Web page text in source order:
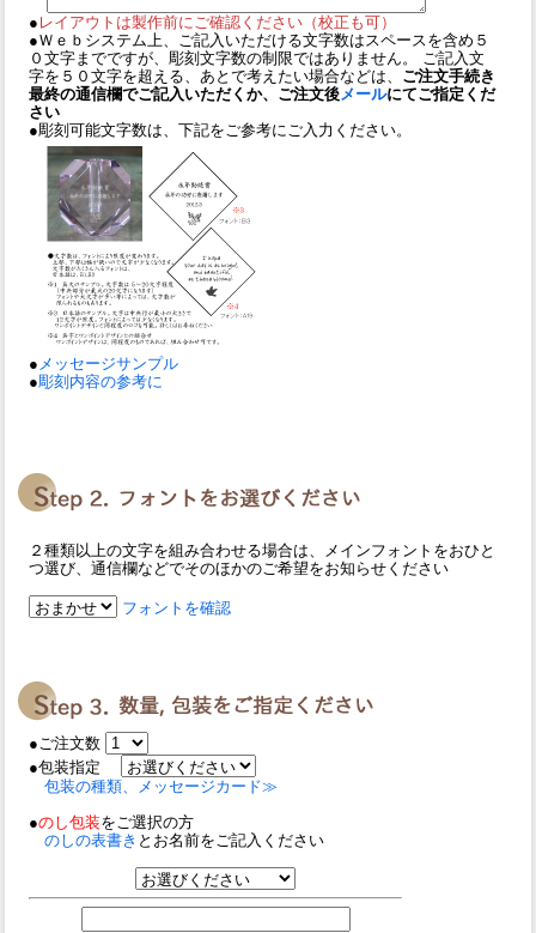
● レイアウトは製作前にご確認ください（校正も可）
●Ｗｅｂシステム上、ご記入いただける文字数はスペースを含め５
０文字までですが、彫刻文字数の制限ではありません。 ご記入文
字を５０文字を超える、あとで考えたい場合などは、 ご注文手続き
最終の通信欄でご記入いただくか、ご注文後メールにてご指定くだ
さい
●彫刻可能文字数は、下記をご参考にご入力ください。
● メッセージサンプル
●彫刻内容の参考に
２種類以上の文字を組み合わせる場合は、メインフォントをおひと
つ選び、通信欄などでそのほかのご希望をお知らせください
フォントを確認
●ご注文数
●包装指定
包装の種類、メッセージカード≫
●のし包装をご選択の方
のしの表書き とお名前をご記入ください